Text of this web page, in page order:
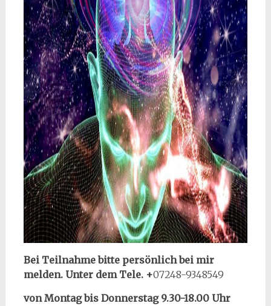
Bei Teilnahme bitte persönlich bei mir
melden. Unter dem Tele. +07248-9348549
von Montag bis Donnerstag 9.30-18.00 Uhr